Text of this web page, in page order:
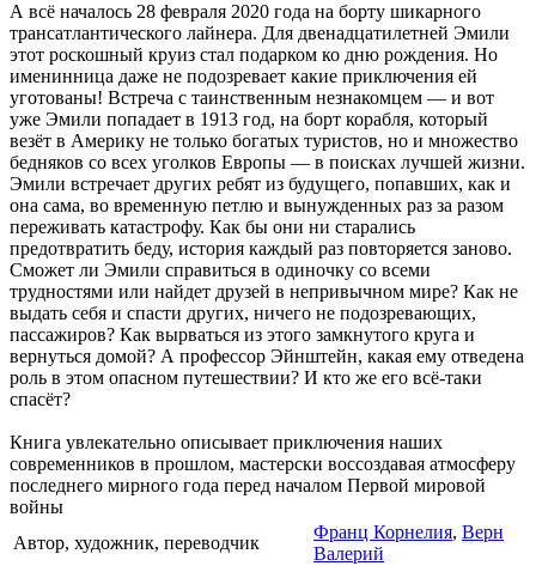
А всё началось 28 февраля 2020 года на борту шикарного
трансатлантического лайнера. Для двенадцатилетней Эмили
этот роскошный круиз стал подарком ко дню рождения. Но
именинница даже не подозревает какие приключения ей
уготованы! Встреча с таинственным незнакомцем — и вот
уже Эмили попадает в 1913 год, на борт корабля, который
везёт в Америку не только богатых туристов, но и множество
бедняков со всех уголков Европы — в поисках лучшей жизни.
Эмили встречает других ребят из будущего, попавших, как и
она сама, во временную петлю и вынужденных раз за разом
переживать катастрофу. Как бы они ни старались
предотвратить беду, история каждый раз повторяется заново.
Сможет ли Эмили справиться в одиночку со всеми
трудностями или найдет друзей в непривычном мире? Как не
выдать себя и спасти других, ничего не подозревающих,
пассажиров? Как вырваться из этого замкнутого круга и
вернуться домой? А профессор Эйнштейн, какая ему отведена
роль в этом опасном путешествии? И кто же его всё-таки
спасёт?
Книга увлекательно описывает приключения наших
современников в прошлом, мастерски воссоздавая атмосферу
последнего мирного года перед началом Первой мировой
войны
Автор, художник, переводчик
Франц Корнелия, Верн
Валерий